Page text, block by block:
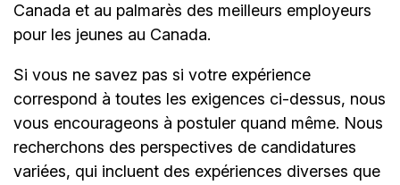
Canada et au palmarès des meilleurs employeurs
pour les jeunes au Canada.
Si vous ne savez pas si votre expérience
correspond à toutes les exigences ci-dessus, nous
vous encourageons à postuler quand même. Nous
recherchons des perspectives de candidatures
variées, qui incluent des expériences diverses que